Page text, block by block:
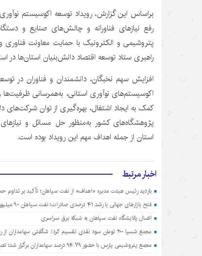
براساس این گزارش، رویداد توسعه اکوسیستم
رفع نیازهای فناورانه و چالش‌های صنایع و
پتروشیمی و الکترونیک با حمایت معاونت فناوری
راهبری ستاد توسعه اقتصاد دانش‌بنیان استان‌ها در
افزایش سهم نخبگان، دانشمندان و فناوران در
اکوسیستم‌های نوآوری استانی، به‌همرسانی
کمک به ایجاد اشتغال، بهره‌گیری از توان شرکت‌های
پژوهشگاه‌های کشور به‌منظور حل مسائل و
استان از جمله اهداف مهم این رویداد بوده است.
اخبار مرتبط
بازدید رئیس هیئت مدیره «اهداف» از نفت سپاهان؛ تأکید بر تداوم
فتح بازارهای جهانی با رشد ۴۱ درصدی صادرات؛ نفت سپاهان ۹۰ میلیون دلار ارزآوری کرد
اتصال پالایشگاه نفت سپاهان به شبکه برق سراسری
مجمع شسپا ۲۰۰ تومان سود نقدی تقسیم کرد/ شگفتی سهامداران از رشد ۷۹۴ درصدی سود نفت سپاهان
مجمع پتروشیمی پارس با حضور ۹۴.۷۹ درصد سهامداران برگزار شد؛ تصویب سود ۴۴۰ ریالی برای هر سهم